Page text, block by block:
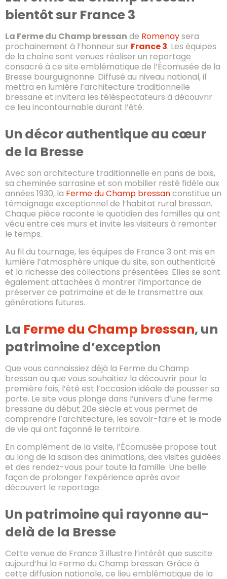
bientôt sur France 3
La Ferme du Champ bressan de Romenaysera
prochainement à l’honneur sur France 3. Les équipes
de la chaîne sont venues réaliser un reportage
consacré à ce site emblématique de l’Écomusée de la
Bresse bourguignonne. Diffusé au niveau national, il
mettra en lumière l’architecture traditionnelle
bressane et invitera les téléspectateurs à découvrir
ce lieu incontournable durant l’été.
Un décor authentique au cœur
de la Bresse
Avec son architecture traditionnelle en pans de bois,
sa cheminée sarrasine et son mobilier resté fidèle aux
années 1930, la Ferme du Champ bressanconstitue un
témoignage exceptionnel de l’habitat rural bressan.
Chaque pièce raconte le quotidien des familles qui ont
vécu entre ces murs et invite les visiteurs à remonter
le temps.
Au fil du tournage, les équipes de France 3 ont mis en
lumière l’atmosphère unique du site, son authenticité
et la richesse des collections présentées. Elles se sont
également attachées à montrer l’importance de
préserver ce patrimoine et de le transmettre aux
générations futures.
La Ferme du Champ bressan, un
patrimoine d’exception
Que vous connaissiez déjà la Ferme du Champ
bressan ou que vous souhaitiez la découvrir pour la
première fois, l’été est l’occasion idéale de pousser sa
porte. Le site vous plonge dans l’univers d’une ferme
bressane du début 20e siècle et vous permet de
comprendre l’architecture, les savoir-faire et le mode
de vie qui ont façonné le territoire.
En complément de la visite, l’Écomusée propose tout
au long de la saison des animations, des visites guidées
et des rendez-vous pour toute la famille. Une belle
façon de prolonger l’expérience après avoir
découvert le reportage.
Un patrimoine qui rayonne au-
delà de la Bresse
Cette venue de France 3 illustre l’intérêt que suscite
aujourd’hui la Ferme du Champ bressan. Grâce à
cette diffusion nationale, ce lieu emblématique de la